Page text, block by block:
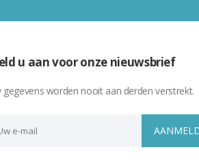
u aan voor onze nieuwsbrief
gegevens worden nooit aan derden verstrekt.